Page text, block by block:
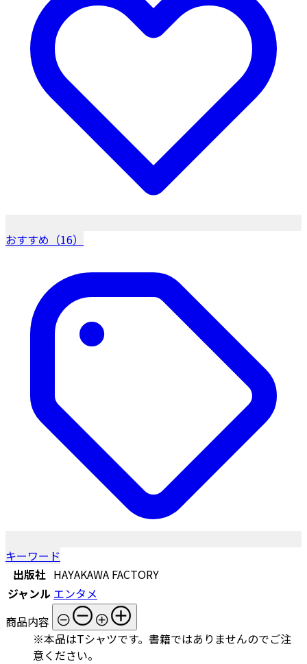
おすすめ（16）
キーワード
出版社 HAYAKAWA FACTORY
ジャンル エンタメ
商品内容
※本品はTシャツです。書籍ではありませんのでご注
意ください。